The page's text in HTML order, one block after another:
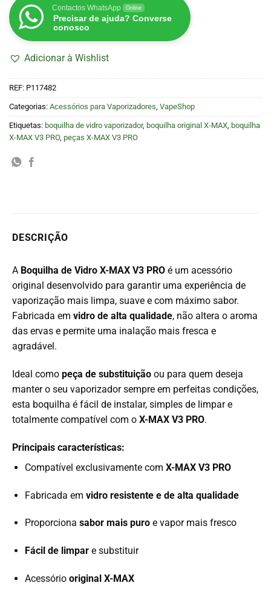
Contactos WhatsApp Online
Precisar de ajuda? Converse
conosco
Adicionar à Wishlist
REF: P117482
Categorias: Acessórios para Vaporizadores VapeShop
Etiquetas: boquilha de vidro vaporizador, boquilha original X-MAX boquilha
X-MAX V3 PRO, peças X-MAX V3 PRO
DESCRIÇÃO
A Boquilha de Vidro X-MAX V3 PRO é um acessório
original desenvolvido para garantir uma experiência de
vaporização mais limpa, suave e com máximo sabor.
Fabricada em vidro de alta qualidade, não altera o aroma
das ervas e permite uma inalação mais fresca e
agradável.
Ideal como peça de substituição ou para quem deseja
manter o seu vaporizador sempre em perfeitas condições,
esta boquilha é fácil de instalar, simples de limpar e
totalmente compatível com o X-MAX V3 PRO.
Principais características:
Compatível exclusivamente com X-MAX V3 PRO
Fabricada em vidro resistente e de alta qualidade
Proporciona sabor mais puroe vapor mais fresco
Fácil de limpare substituir
Acessório original X-MAX